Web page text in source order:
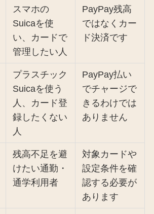
スマホの
Suicaを使
い、カードで
管理したい人
PayPay残高
ではなくカー
ド決済です
プラスチック
Suicaを使う
人、カード登
録したくない
人
PayPay払い
でチャージで
きるわけでは
ありません
残高不足を避
けたい通勤・
通学利用者
対象カードや
設定条件を確
認する必要が
あります